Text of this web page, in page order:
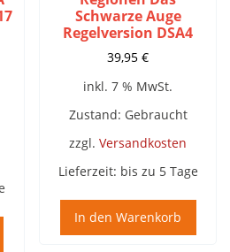
€.
Schwarze Auge
Regelversion DSA4
39,95€
inkl. 7 % MwSt.
Zustand: Gebraucht
zzgl.Versandkosten
Lieferzeit: bis zu 5 Tage
In den Warenkorb